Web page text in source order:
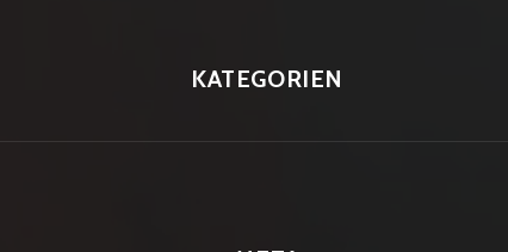
KATEGORIEN